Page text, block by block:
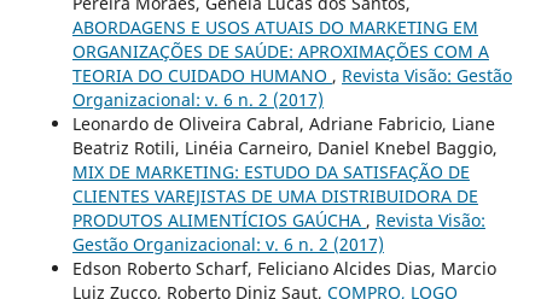
ABORDAGENS E USOS ATUAIS DO MARKETING EM
ORGANIZAÇÕES DE SAÚDE: APROXIMAÇÕES COM A
TEORIA DO CUIDADO HUMANO , Revista Visão: Gestão
Organizacional: v. 6 n. 2 (2017)
Leonardo de Oliveira Cabral, Adriane Fabricio, Liane
Beatriz Rotili, Linéia Carneiro, Daniel Knebel Baggio,
MIX DE MARKETING: ESTUDO DA SATISFAÇÃO DE
CLIENTES VAREJISTAS DE UMA DISTRIBUIDORA DE
PRODUTOS ALIMENTÍCIOS GAÚCHA , Revista Visão:
Gestão Organizacional: v. 6 n. 2 (2017)
Edson Roberto Scharf, Feliciano Alcides Dias, Marcio
Luiz Zucco, Roberto Diniz Saut, COMPRO, LOGO